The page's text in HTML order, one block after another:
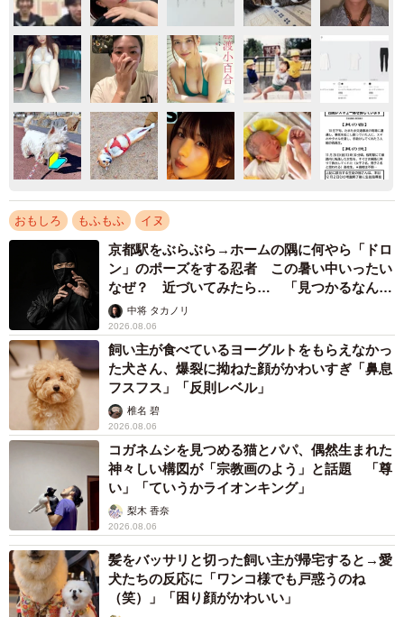
おもしろ もふもふ イヌ
京都駅をぶらぶら→ホームの隅に何やら「ドロ
ン」のポーズをする忍者 この暑い中いったい
なぜ？ 近づいてみたら… 「見つかるなんて
未熟」中将 タカノリ
2026.08.06
飼い主が食べているヨーグルトをもらえなかっ
た犬さん、爆裂に拗ねた顔がかわいすぎ「鼻息
フスフス」「反則レベル」
椎名 碧
2026.08.06
コガネムシを見つめる猫とパパ、偶然生まれた
神々しい構図が「宗教画のよう」と話題 「尊
い」「ていうかライオンキング」
梨木 香奈
2026.08.06
髪をバッサリと切った飼い主が帰宅すると→愛
犬たちの反応に「ワンコ様でも戸惑うのね
（笑）」「困り顔がかわいい」